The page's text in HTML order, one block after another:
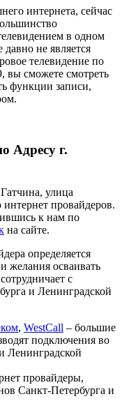
интернета, сейчас
в одном
не является
телевидение по
вы сможете смотреть
функции записи,
Адресу г.
улица
интернет провайдеров.
к нам по
на сайте.
определяется
желания осваивать
сотрудничает с
и Ленинградской
, WestCall – большие
подключения во
Ленинградской
провайдеры,
Санкт-Петербурга и